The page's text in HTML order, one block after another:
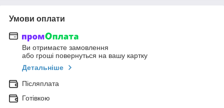
Умови оплати
Ви отримаєте замовлення
або гроші повернуться на вашу картку
Детальніше
Післяплата
Готівкою